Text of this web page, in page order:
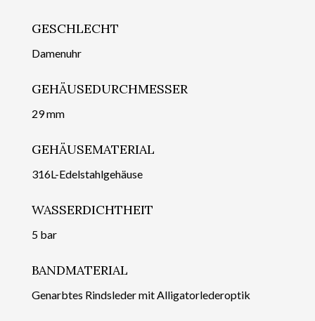
GESCHLECHT
Damenuhr
GEHÄUSEDURCHMESSER
29 mm
GEHÄUSEMATERIAL
316L-Edelstahlgehäuse
WASSERDICHTHEIT
5 bar
BANDMATERIAL
Genarbtes Rindsleder mit Alligatorlederoptik